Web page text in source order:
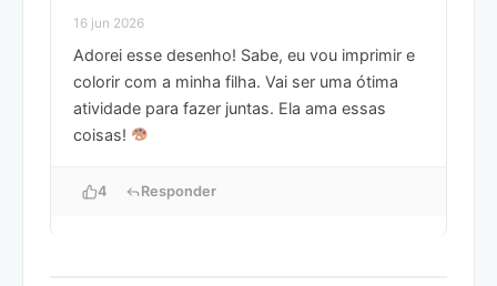
16 jun 2026
Adorei esse desenho! Sabe, eu vou imprimir e
colorir com a minha filha. Vai ser uma ótima
atividade para fazer juntas. Ela ama essas
coisas!
4 Responder